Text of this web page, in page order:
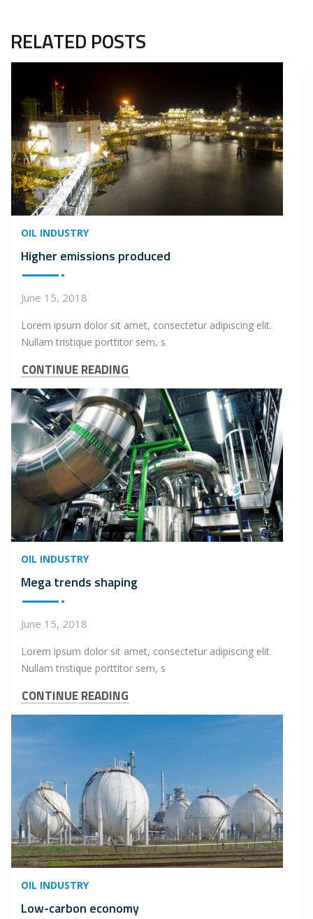
RELATED POSTS
OIL INDUSTRY
Higher emissions produced
June 15, 2018
Lorem ipsum dolor sit amet, consectetur adipiscing elit.
Nullam tristique porttitor sem, s
CONTINUE READING
OIL INDUSTRY
Mega trends shaping
June 15, 2018
Lorem ipsum dolor sit amet, consectetur adipiscing elit.
Nullam tristique porttitor sem, s
CONTINUE READING
OIL INDUSTRY
Low-carbon economy